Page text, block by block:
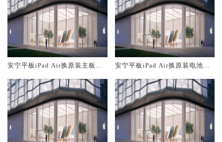
安宁平板iPad Air换原装主板维
安宁平板iPad Air换原装电池维